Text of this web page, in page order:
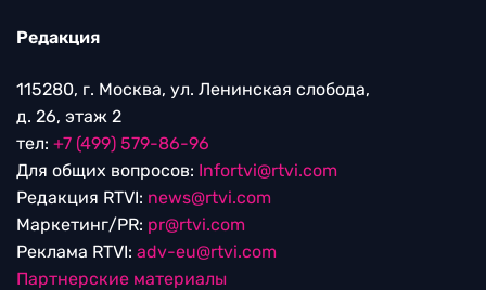
Редакция
115280, г. Москва, ул. Ленинская слобода,
д. 26, этаж 2
тел: +7 (499) 579-86-96
Для общих вопросов: Infortvi@rtvi.com
Редакция RTVI: news@rtvi.com
Маркетинг/PR: pr@rtvi.com
Реклама RTVI: adv-eu@rtvi.com
Партнерские материалы